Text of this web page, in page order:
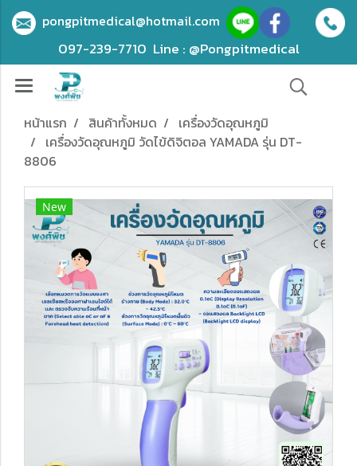
pongpitmedical@hotmail.com
097-239-7710 Line : @Pongpitmedical
หน้าแรก สินค้าทั้งหมด
เครื่องวัดอุณหภูมิ
เครื่องวัดอุณหภูมิ วัดไข้ดิจิตอล YAMADA รุ่น DT-
8806
New